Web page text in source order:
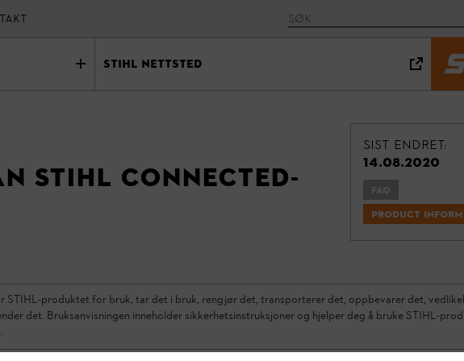
STIHL Nettsted
STIHL connected-
Sist endret:
14.08.2020
FAQ
Product
STIHL-produktet for bruk, tar det i bruk, rengjør det, transporterer det, oppbevarer det,
det. Bruksanvisningen inneholder sikkerhetsinstruksjoner og hjelper deg å bruke STIHL-